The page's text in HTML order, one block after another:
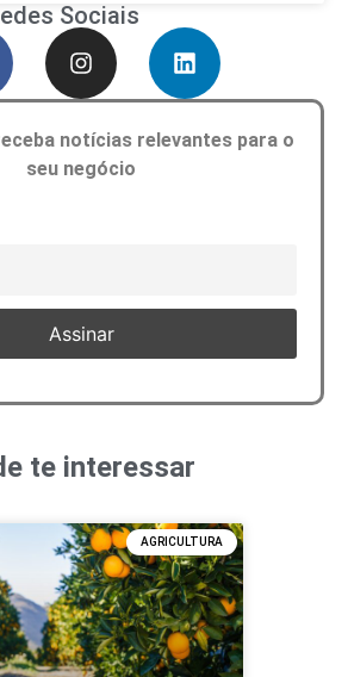
Sociais
notícias relevantes para o
seu negócio
te interessar
AGRICULTURA